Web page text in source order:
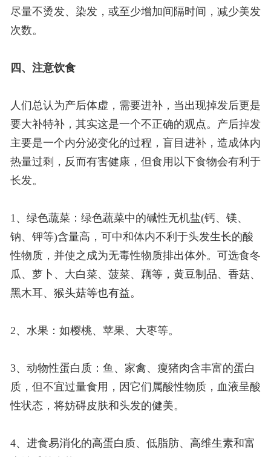
尽量不烫发、染发，或至少增加间隔时间，减少美发
次数。
四、注意饮食
人们总认为产后体虚，需要进补，当出现掉发后更是
要大补特补，其实这是一个不正确的观点。产后掉发
主要是一个内分泌变化的过程，盲目进补，造成体内
热量过剩，反而有害健康，但食用以下食物会有利于
长发。
1、绿色蔬菜：绿色蔬菜中的碱性无机盐(钙、镁、
钠、钾等)含量高，可中和体内不利于头发生长的酸
性物质，并使之成为无毒性物质排出体外。可选食冬
瓜、萝卜、大白菜、菠菜、藕等，黄豆制品、香菇、
黑木耳、猴头菇等也有益。
2、水果：如樱桃、苹果、大枣等。
3、动物性蛋白质：鱼、家禽、瘦猪肉含丰富的蛋白
质，但不宜过量食用，因它们属酸性物质，血液呈酸
性状态，将妨碍皮肤和头发的健美。
4、进食易消化的高蛋白质、低脂肪、高维生素和富